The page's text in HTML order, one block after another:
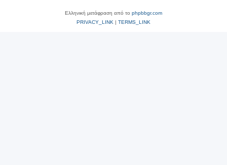
Ελληνική μετάφραση από το phpbbgr.com
PRIVACY_LINK | TERMS_LINK